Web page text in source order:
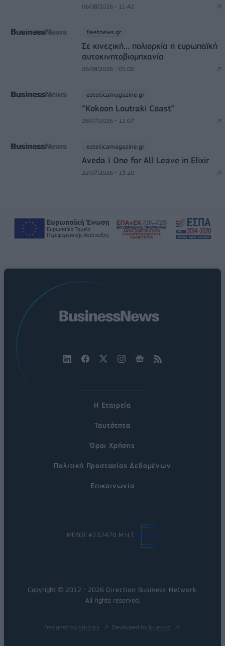
06/08/2026 - 11:42
fleetnews.gr
Σε κινεζική… πολιορκία η ευρωπαϊκή
αυτοκινητοβιομηχανία
06/08/2026 - 05:00
esteticamagazine.gr
“Kokoon Loutraki Coast”
28/07/2026 - 12:07
esteticamagazine.gr
Aveda I One for All Leave in Elixir
22/07/2026 - 13:20
Η Εταιρεία
Ταυτότητα
Όροι Χρήσης
Πολιτική Προστασίας Δεδομένων
Επικοινωνία
ΜΕΛΟΣ #232470 Μ.Η.Τ.
Copyright © 2012 - 2026 Direction Business Network
All rights reserved.
Designed by nikolas Developed by Nuevvo